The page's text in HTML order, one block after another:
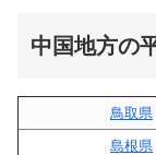
中国地方の
鳥取県
島根県